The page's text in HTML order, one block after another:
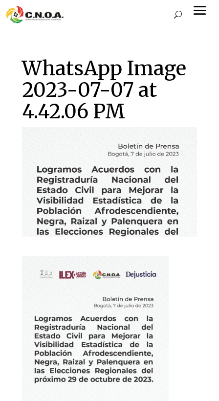
WhatsApp Image
2023-07-07 at
4.42.06 PM